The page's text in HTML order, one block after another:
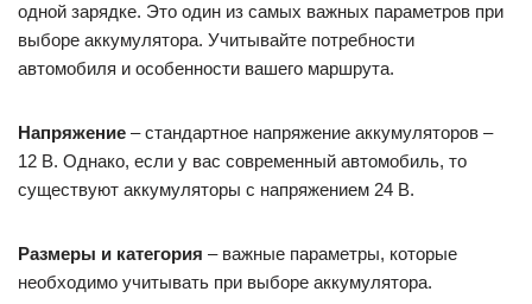
одной зарядке. Это один из самых важных параметров при
выборе аккумулятора. Учитывайте потребности
автомобиля и особенности вашего маршрута.
Напряжение – стандартное напряжение аккумуляторов –
12 В. Однако, если у вас современный автомобиль, то
существуют аккумуляторы с напряжением 24 В.
Размеры и категория – важные параметры, которые
необходимо учитывать при выборе аккумулятора.